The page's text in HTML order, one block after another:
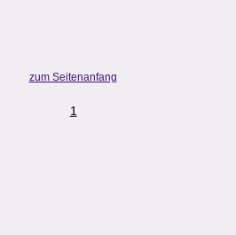
zum Seitenanfang
1